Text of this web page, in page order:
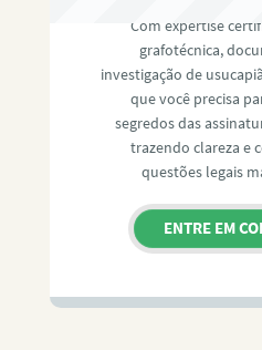
Com expertise
grafotécnica,
investigação de
que você precisa
segredos das
trazendo clareza e
questões legais
ENTRE EM